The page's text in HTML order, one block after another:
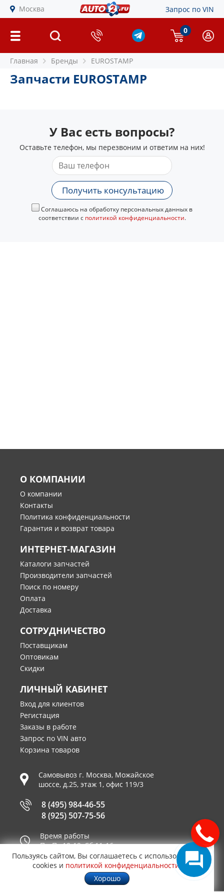
Москва Запрос по VIN
0
Главная Бренды EUROSTAMP
Запчасти EUROSTAMP
У Вас есть вопросы?
Оставьте телефон, мы перезвоним и ответим на них!
Получить консультацию
Соглашаюсь на обработку персональных данных в
соответствии с политикой конфиденциальности.
О КОМПАНИИ
О компании
Контакты
Политика конфиденциальности
Гарантия и возврат товара
ИНТЕРНЕТ-МАГАЗИН
Каталоги запчастей
Производители запчастей
Поиск по номеру
Оплата
Доставка
СОТРУДНИЧЕСТВО
Поставщикам
Оптовикам
Скидки
ЛИЧНЫЙ КАБИНЕТ
Вход для клиентов
Регистация
Заказы в работе
Запрос по VIN авто
Корзина товаров
Самовывоз г. Москва, Можайское
шоссе, д.25, этаж 1, офис 119/3
8 (495) 984-46-55
8 (925) 507-75-56
Время работы
Пн-Пт 10-19, Сб 11-16
Принимаем к оплате
Пользуясь сайтом, Вы соглашаетесь с использованием
cookies и политикой конфиденциальности
Хорошо